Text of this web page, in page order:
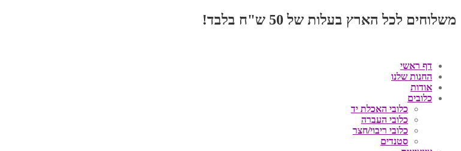
משלוחים לכל הארץ בעלות של 50 ש"ח בלבד!
דף ראשי
החנות שלנו
אודות
כלובים
כלובי האכלת יד
כלובי העברה
כלובי ריבוי/חצר
סטנדים